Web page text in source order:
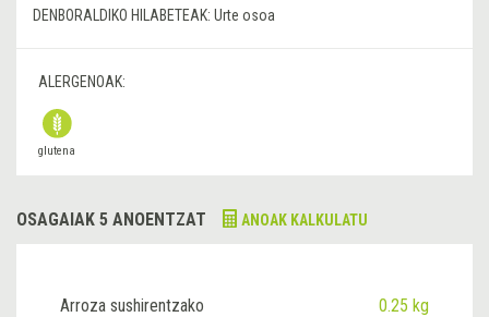
DENBORALDIKO HILABETEAK: Urte osoa
ALERGENOAK:
glutena
OSAGAIAK 5 ANOENTZAT ANOAK KALKULATU
Arroza sushirentzako
0.25 kg